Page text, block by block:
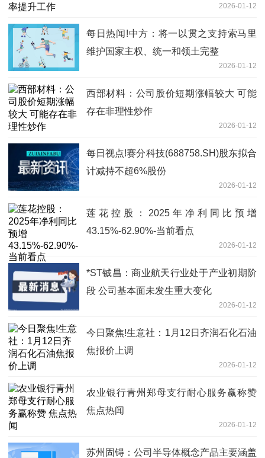
2026-01-12
每日热闻!中方：将一以贯之支持索马里
维护国家主权、统一和领土完整
2026-01-12
西部材料：公司股价短期涨幅较大 可能
存在非理性炒作
2026-01-12
每日视点!赛分科技(688758.SH)股东拟合
计减持不超6%股份
2026-01-12
莲花控股：2025年净利同比预增
43.15%-62.90%-当前看点
2026-01-12
*ST铖昌：商业航天行业处于产业初期阶
段 公司基本面未发生重大变化
2026-01-12
今日聚焦!生意社：1月12日齐润石化石油
焦报价上调
2026-01-12
农业银行青州郑母支行耐心服务赢称赞
焦点热闻
2026-01-12
苏州固锝：公司半导体概念产品主要涵盖